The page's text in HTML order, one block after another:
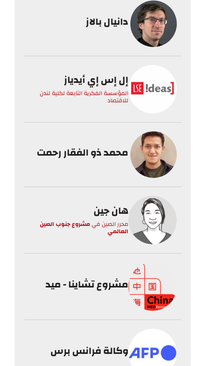
دانيال بالاز
إل إس إي أيدياز
المؤسسة الفكرية التابعة لكلية لندن
للاقتصاد
محمد ذو الفقار رحمت
هان جين
محرر الصينفيمشروع جنوب الصين
العالمي
مشروع تشاينا - ميد
وكالة فرانس برس